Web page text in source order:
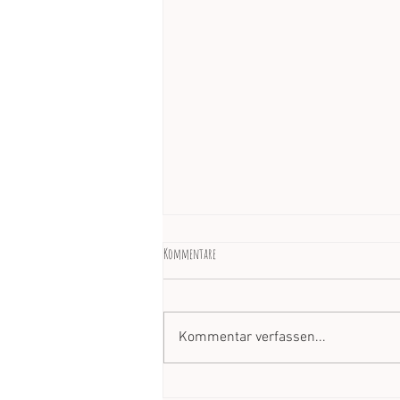
Am Außenrand des Spielfeldes
Kommentare
Kommentar verfassen...